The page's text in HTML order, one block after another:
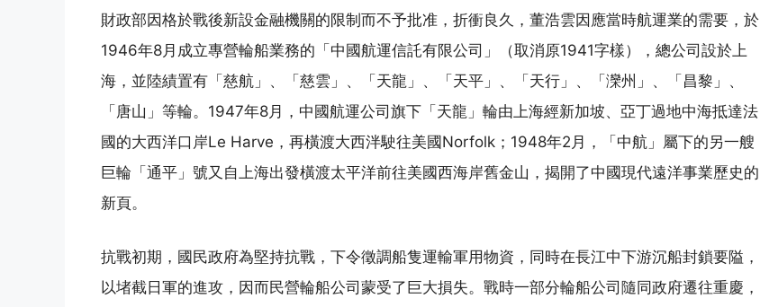
財政部因格於戰後新設金融機關的限制而不予批准，折衝良久，董浩雲因應當時航運業的需要，於
1946年8月成立專營輪船業務的「中國航運信託有限公司」（取消原1941字樣），總公司設於上
海，並陸績置有「慈航」、「慈雲」、「天龍」、「天平」、「天行」、「灤州」、「昌黎」、
「唐山」等輪。1947年8月，中國航運公司旗下「天龍」輪由上海經新加坡、亞丁過地中海抵達法
國的大西洋口岸Le Harve，再橫渡大西泮駛往美國Norfolk；1948年2月，「中航」屬下的另一艘
巨輪「通平」號又自上海出發橫渡太平洋前往美國西海岸舊金山，揭開了中國現代遠洋事業歷史的
新頁。
抗戰初期，國民政府為堅持抗戰，下令徵調船隻運輸軍用物資，同時在長江中下游沉船封鎖要隘，
以堵截日軍的進攻，因而民營輪船公司蒙受了巨大損失。戰時一部分輪船公司隨同政府遷往重慶，